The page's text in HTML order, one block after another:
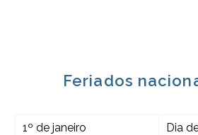
Feriados
1º de janeiro
Dia